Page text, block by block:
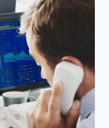
مدة
الدراسة،
شروط
القبول،
مواد
التخصص،
الوظائف،
وأفضل
الجامعات